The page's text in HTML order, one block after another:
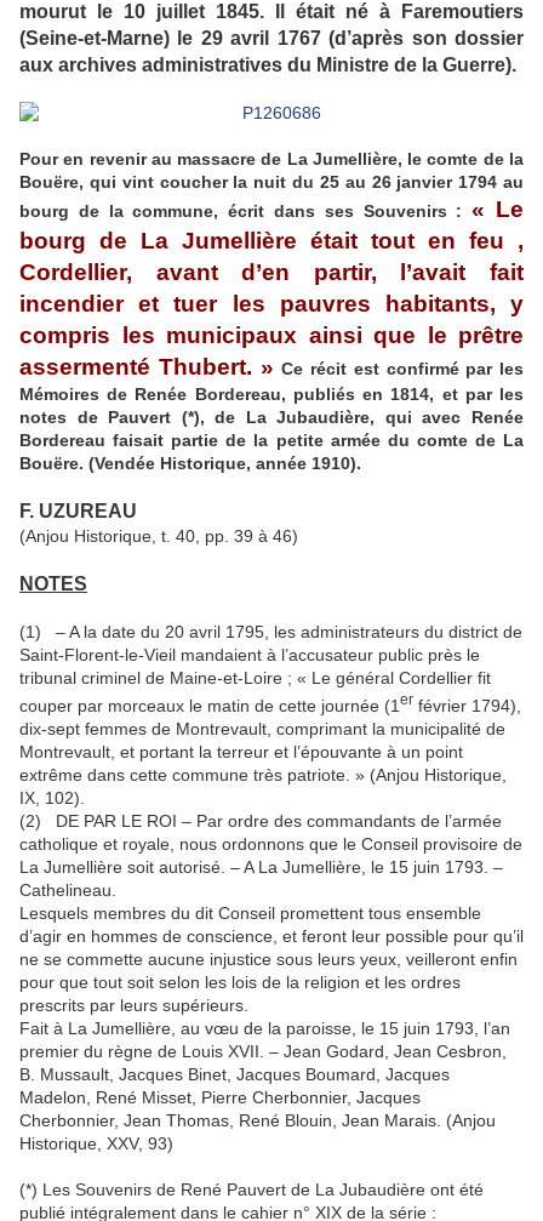
mourut le 10 juillet 1845. Il était né à Faremoutiers
(Seine-et-Marne) le 29 avril 1767 (d’après son dossier
aux archives administratives du Ministre de la Guerre).
Pour en revenir au massacre de La Jumellière, le comte de la
Bouëre, qui vint coucher la nuit du 25 au 26 janvier 1794 au
bourg de la commune, écrit dans ses Souvenirs :« Le
bourg de La Jumellière était tout en feu ,
Cordellier, avant d’en partir, l’avait fait
incendier et tuer les pauvres habitants, y
compris les municipaux ainsi que le prêtre
assermenté Thubert. »Ce récit est confirmé par les
Mémoires de Renée Bordereau, publiés en 1814, et par les
notes de Pauvert (*), de La Jubaudière, qui avec Renée
Bordereau faisait partie de la petite armée du comte de La
Bouëre. (Vendée Historique, année 1910).
F. UZUREAU
(Anjou Historique, t. 40, pp. 39 à 46)
NOTES
(1) – A la date du 20 avril 1795, les administrateurs du district de
Saint-Florent-le-Vieil mandaient à l’accusateur public près le
tribunal criminel de Maine-et-Loire ; « Le général Cordellier fit
couper par morceaux le matin de cette journée (1 er février 1794),
dix-sept femmes de Montrevault, comprimant la municipalité de
Montrevault, et portant la terreur et l’épouvante à un point
extrême dans cette commune très patriote. » (Anjou Historique,
IX, 102).
(2) DE PAR LE ROI – Par ordre des commandants de l’armée
catholique et royale, nous ordonnons que le Conseil provisoire de
La Jumellière soit autorisé. – A La Jumellière, le 15 juin 1793. –
Cathelineau.
Lesquels membres du dit Conseil promettent tous ensemble
d’agir en hommes de conscience, et feront leur possible pour qu’il
ne se commette aucune injustice sous leurs yeux, veilleront enfin
pour que tout soit selon les lois de la religion et les ordres
prescrits par leurs supérieurs.
Fait à La Jumellière, au vœu de la paroisse, le 15 juin 1793, l’an
premier du règne de Louis XVII. – Jean Godard, Jean Cesbron,
B. Mussault, Jacques Binet, Jacques Boumard, Jacques
Madelon, René Misset, Pierre Cherbonnier, Jacques
Cherbonnier, Jean Thomas, René Blouin, Jean Marais. (Anjou
Historique, XXV, 93)
(*) Les Souvenirs de René Pauvert de La Jubaudière ont été
publié intégralement dans le cahier n° XIX de la série :